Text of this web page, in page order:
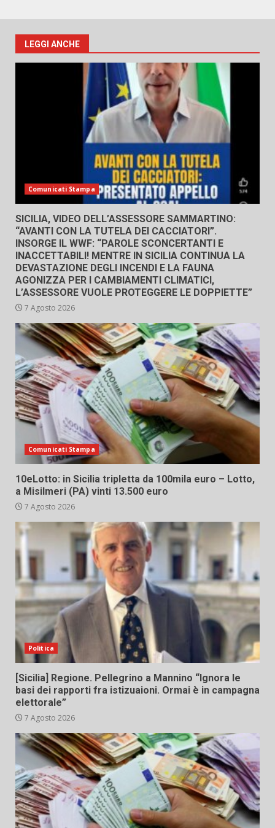
LEGGI ANCHE
Comunicati Stampa
SICILIA, VIDEO DELL’ASSESSORE SAMMARTINO:
“AVANTI CON LA TUTELA DEI CACCIATORI”.
INSORGE IL WWF: “PAROLE SCONCERTANTI E
INACCETTABILI! MENTRE IN SICILIA CONTINUA LA
DEVASTAZIONE DEGLI INCENDI E LA FAUNA
AGONIZZA PER I CAMBIAMENTI CLIMATICI,
L’ASSESSORE VUOLE PROTEGGERE LE DOPPIETTE”
7 Agosto 2026
Comunicati Stampa
10eLotto: in Sicilia tripletta da 100mila euro – Lotto,
a Misilmeri (PA) vinti 13.500 euro
7 Agosto 2026
Politica
[Sicilia] Regione. Pellegrino a Mannino “Ignora le
basi dei rapporti fra istizuaioni. Ormai è in campagna
elettorale”
7 Agosto 2026